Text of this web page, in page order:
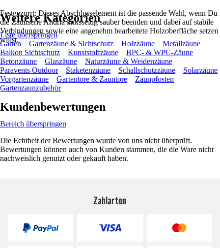
Festgezurrt: Dieses Abschlusselement ist die passende Wahl, wenn Du
die Zaunserie Andria linksseitig sauber beenden und dabei auf stabile
Verbindungen sowie eine angenehm bearbeitete Holzoberfläche setzen
willst.
Weitere Kategorien
Liste überspringen
Garten
Gartenzäune & Sichtschutz Holzzäune
Metallzäune
Balkon Sichtschutz
Kunststoffzäune
BPC- & WPC-Zäune
Betonzäune
Glaszäune
Naturzäune & Weidenzäune
Paravents Outdoor
Staketenzäune Schallschutzzäune
Solarzäune
Vorgartenzäune
Gartentore & Zauntore
Zaunpfosten
Gartenzaunzubehör
Kundenbewertungen
Bereich überspringen
Die Echtheit der Bewertungen wurde von uns nicht überprüft.
Bewertungen können auch von Kunden stammen, die die Ware nicht
nachweislich genutzt oder gekauft haben.
Zahlarten